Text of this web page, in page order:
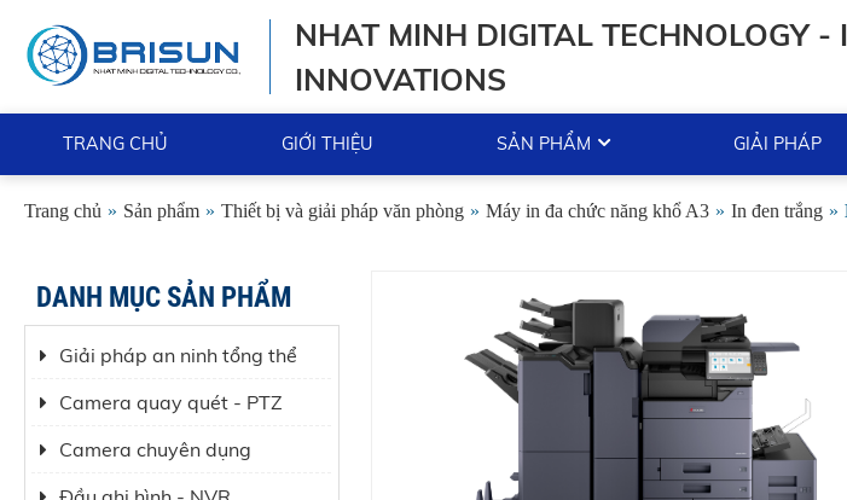
NHAT MINH DIGITAL TECHNOLOGY -
INNOVATIONS
TRANG CHỦ GIỚI THIỆU SẢN PHẨM GIẢI PHÁP
Trang chủ » Sản phẩm » Thiết bị và giải pháp văn phòng » Máy in đa chức năng khổ A3 » In đen trắng »
DANH MỤC SẢN PHẨM
Giải pháp an ninh tổng thể
Camera quay quét - PTZ
Camera chuyên dụng